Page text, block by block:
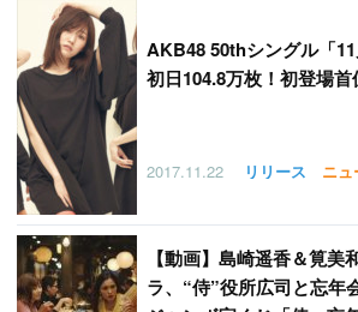
AKB48 50thシングル「11
初日104.8万枚！初登場首
2017.11.22 リリース ニュ
【動画】島崎遥香＆筧美
ラ、“侍”役所広司と忘